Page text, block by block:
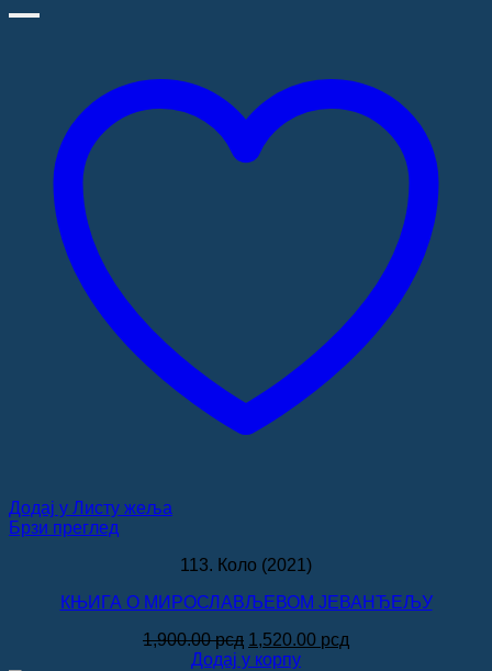
Додај у Листу жеља
Брзи преглед
113. Коло (2021)
КЊИГА О МИРОСЛАВЉЕВОМ ЈЕВАНЂЕЉУ
1,900.00рсд Оригинална
цена
1,520.00 рсд
Додај у корпу